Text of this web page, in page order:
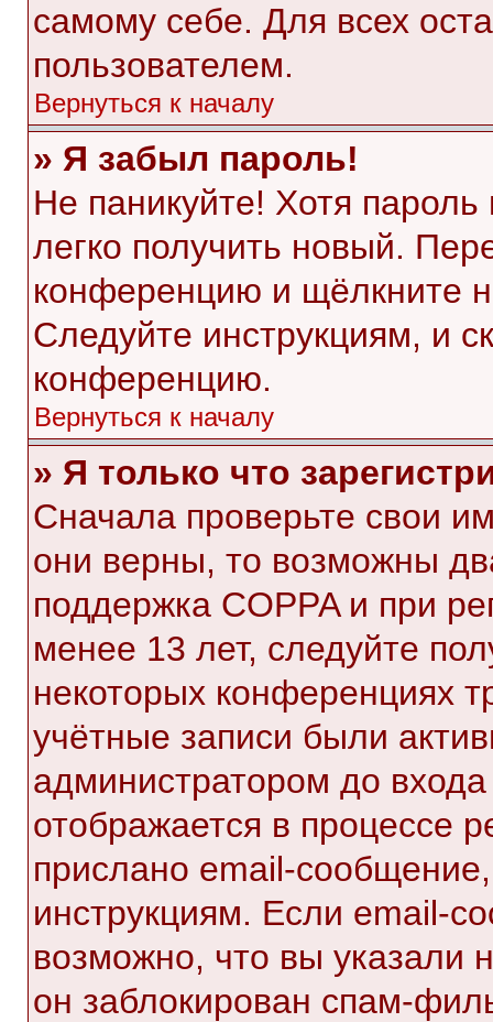
самому себе. Для всех
пользователем.
Вернуться к началу
» Я забыл пароль!
Не паникуйте! Хотя
легко получить новый.
конференцию и щёлкните
Следуйте инструкциям, и
конференцию.
Вернуться к началу
» Я только что
Сначала проверьте свои
они верны, то возможны
поддержка COPPA и при
менее 13 лет, следуйте
некоторых конференциях
учётные записи были
администратором до
отображается в процессе
прислано email-
инструкциям. Если email-
возможно, что вы указали
он заблокирован спам-